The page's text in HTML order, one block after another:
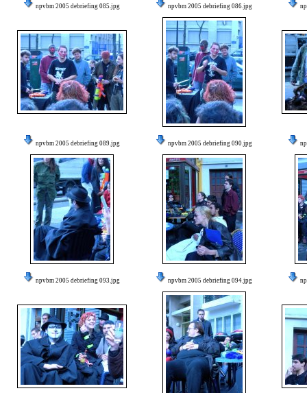
npvbm 2005 debriefing 085.jpg npvbm 2005 debriefing 086.jpg
npvbm 2005 debriefing 089.jpg npvbm 2005 debriefing 090.jpg
npvbm 2005 debriefing 093.jpg npvbm 2005 debriefing 094.jpg